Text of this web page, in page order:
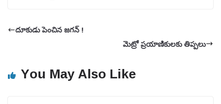
దూకుడు పెంచిన జగన్ !
మెట్రో ప్రయాణికులకు తిప్పలు
You May Also Like